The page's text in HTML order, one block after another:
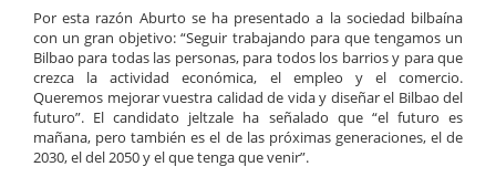
Por esta razón Aburto se ha presentado a la sociedad bilbaína
con un gran objetivo: “Seguir trabajando para que tengamos un
Bilbao para todas las personas, para todos los barrios y para que
crezca la actividad económica, el empleo y el comercio.
Queremos mejorar vuestra calidad de vida y diseñar el Bilbao del
futuro”. El candidato jeltzale ha señalado que “el futuro es
mañana, pero también es el de las próximas generaciones, el de
2030, el del 2050 y el que tenga que venir”.